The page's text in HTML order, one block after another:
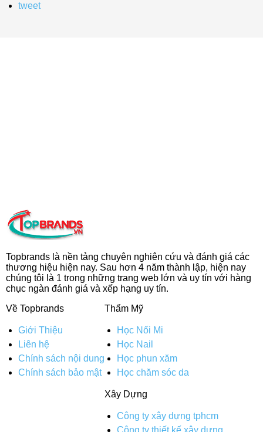
tweet
Topbrands là nền tảng chuyên nghiên cứu và đánh giá các
thương hiệu hiện nay. Sau hơn 4 năm thành lập, hiện nay
chúng tôi là 1 trong những trang web lớn và uy tín với hàng
chục ngàn đánh giá và xếp hạng uy tín.
Về Topbrands
Giới Thiệu
Liên hệ
Chính sách nội dung
Chính sách bảo mật
Thẩm Mỹ
Học Nối Mi
Học Nail
Học phun xăm
Học chăm sóc da
Xây Dựng
Công ty xây dựng tphcm